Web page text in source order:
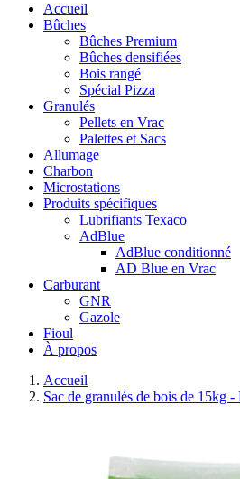
Accueil
Bûches
Bûches Premium
Bûches densifiées
Bois rangé
Spécial Pizza
Granulés
Pellets en Vrac
Palettes et Sacs
Allumage
Charbon
Microstations
Produits spécifiques
Lubrifiants Texaco
AdBlue
AdBlue conditionné
AD Blue en Vrac
Carburant
GNR
Gazole
Fioul
À propos
Accueil
Sac de granulés de bois de 15kg -